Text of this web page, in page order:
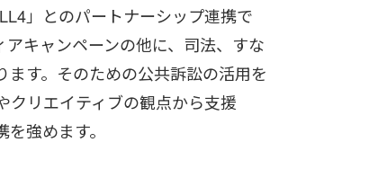
」とのパートナーシップ連携で
キャンペーンの他に、司法、すな
す。そのための公共訴訟の活用を
クリエイティブの観点から支援
強めます。